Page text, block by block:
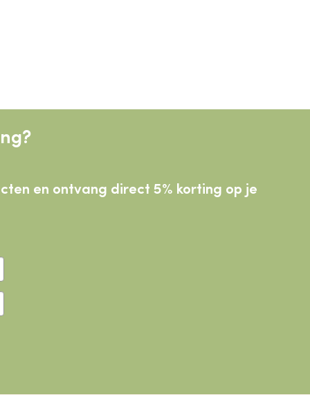
en ontvang direct 5% korting op je